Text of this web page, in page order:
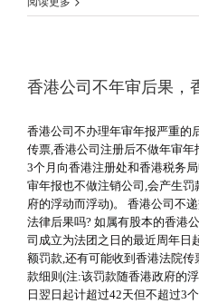
香港公司不年审后果，
香港公司不办理年审年报严重的
传票,香港公司注册后不做年审
3个月向香港注册处和香港税务
审年报也不做注销公司,会产生
府的浮动而浮动)。 香港公司不
法律后果吗? 如属有股本的香港
司成立为法团之日的最近周年日
额罚款,还有可能收到香港法院
款细则(注:该罚款随香港政府的
日翌日起计超过42天但不超过3